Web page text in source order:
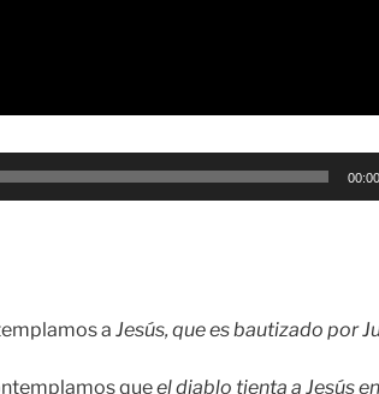
00:00
a Jesús, que es bautizado por
queel diablo tienta a Jesús